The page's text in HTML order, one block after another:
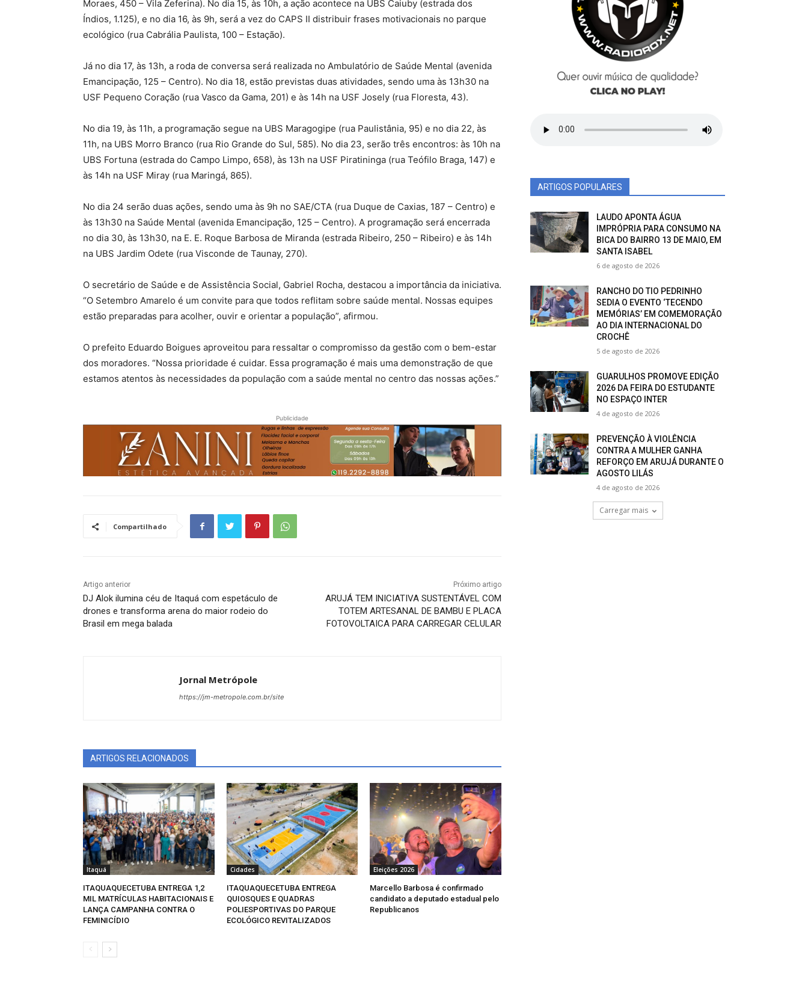
Moraes, 450 – Vila Zeferina). No dia 15, às 10h, a ação acontece na UBS Caiuby (estrada dos
Índios, 1.125), e no dia 16, às 9h, será a vez do CAPS II distribuir frases motivacionais no parque
ecológico (rua Cabrália Paulista, 100 – Estação).
Já no dia 17, às 13h, a roda de conversa será realizada no Ambulatório de Saúde Mental (avenida
Emancipação, 125 – Centro). No dia 18, estão previstas duas atividades, sendo uma às 13h30 na
USF Pequeno Coração (rua Vasco da Gama, 201) e às 14h na USF Josely (rua Floresta, 43).
No dia 19, às 11h, a programação segue na UBS Maragogipe (rua Paulistânia, 95) e no dia 22, às
11h, na UBS Morro Branco (rua Rio Grande do Sul, 585). No dia 23, serão três encontros: às 10h na
UBS Fortuna (estrada do Campo Limpo, 658), às 13h na USF Piratininga (rua Teófilo Braga, 147) e
às 14h na USF Miray (rua Maringá, 865).
No dia 24 serão duas ações, sendo uma às 9h no SAE/CTA (rua Duque de Caxias, 187 – Centro) e
às 13h30 na Saúde Mental (avenida Emancipação, 125 – Centro). A programação será encerrada
no dia 30, às 13h30, na E. E. Roque Barbosa de Miranda (estrada Ribeiro, 250 – Ribeiro) e às 14h
na UBS Jardim Odete (rua Visconde de Taunay, 270).
O secretário de Saúde e de Assistência Social, Gabriel Rocha, destacou a importância da iniciativa.
“O Setembro Amarelo é um convite para que todos reflitam sobre saúde mental. Nossas equipes
estão preparadas para acolher, ouvir e orientar a população”, afirmou.
O prefeito Eduardo Boigues aproveitou para ressaltar o compromisso da gestão com o bem-estar
dos moradores. “Nossa prioridade é cuidar. Essa programação é mais uma demonstração de que
estamos atentos às necessidades da população com a saúde mental no centro das nossas ações.”
Publicidade
Compartilhado
Artigo anterior
DJ Alok ilumina céu de Itaquá com espetáculo de
drones e transforma arena do maior rodeio do
Brasil em mega balada
Próximo artigo
ARUJÁ TEM INICIATIVA SUSTENTÁVEL COM
TOTEM ARTESANAL DE BAMBU E PLACA
FOTOVOLTAICA PARA CARREGAR CELULAR
Jornal Metrópole
https://jm-metropole.com.br/site
ARTIGOS RELACIONADOS
Itaquá
ITAQUAQUECETUBA ENTREGA 1,2
MIL MATRÍCULAS HABITACIONAIS E
LANÇA CAMPANHA CONTRA O
FEMINICÍDIO
Cidades
ITAQUAQUECETUBA ENTREGA
QUIOSQUES E QUADRAS
POLIESPORTIVAS DO PARQUE
ECOLÓGICO REVITALIZADOS
Eleições 2026
Marcello Barbosa é confirmado
candidato a deputado estadual pelo
Republicanos
ARTIGOS POPULARES
LAUDO APONTA ÁGUA
IMPRÓPRIA PARA CONSUMO NA
BICA DO BAIRRO 13 DE MAIO, EM
SANTA ISABEL
6 de agosto de 2026
RANCHO DO TIO PEDRINHO
SEDIA O EVENTO ‘TECENDO
MEMÓRIAS’ EM COMEMORAÇÃO
AO DIA INTERNACIONAL DO
CROCHÊ
5 de agosto de 2026
GUARULHOS PROMOVE EDIÇÃO
2026 DA FEIRA DO ESTUDANTE
NO ESPAÇO INTER
4 de agosto de 2026
PREVENÇÃO À VIOLÊNCIA
CONTRA A MULHER GANHA
REFORÇO EM ARUJÁ DURANTE O
AGOSTO LILÁS
4 de agosto de 2026
Carregar mais